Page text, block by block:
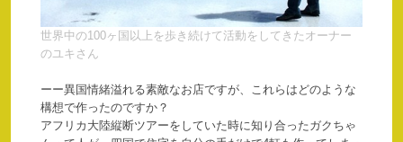
世界中の100ヶ国以上を歩き続けて活動をしてきたオーナー
のユキさん
ーー異国情緒溢れる素敵なお店ですが、これらはどのような
構想で作ったのですか？
アフリカ大陸縦断ツアーをしていた時に知り合ったガクちゃ